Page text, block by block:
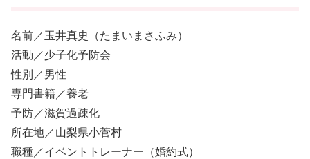
名前／玉井真史（たまいまさふみ）
活動／少子化予防会
性別／男性
専門書籍／養老
予防／滋賀過疎化
所在地／山梨県小菅村
職種／イベントトレーナー（婚約式）